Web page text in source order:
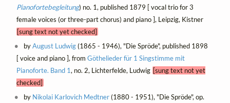
Pianofortebegleitung) no. 1, published 1879 [ vocal trio for 3
female voices (or three-part chorus) and piano ], Leipzig, Kistner
[sung text not yet checked]
byAugust Ludwig(1865 - 1946), "Die Spröde", published 1898
[ voice and piano ], from Göthelieder für 1 Singstimme mit
Pianoforte. Band 1, no. 2, Lichterfelde, Ludwig [sung text not yet
checked]
by Nikolai Karlovich Medtner(1880 - 1951), "Die Spröde", op.